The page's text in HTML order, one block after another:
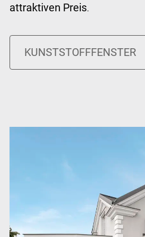
attraktiven Preis.